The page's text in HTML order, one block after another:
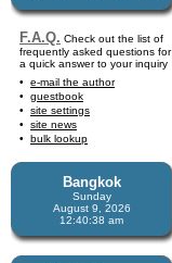
F.A.Q. Check out the list of
frequently asked questions for
a quick answer to your inquiry
e-mail the author
guestbook
site settings
site news
bulk lookup
Bangkok
Sunday
August 9, 2026
12:40:39 am